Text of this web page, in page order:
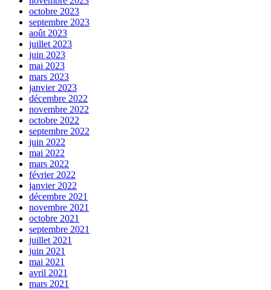
octobre 2023
septembre 2023
août 2023
juillet 2023
juin 2023
mai 2023
mars 2023
janvier 2023
décembre 2022
novembre 2022
octobre 2022
septembre 2022
juin 2022
mai 2022
mars 2022
février 2022
janvier 2022
décembre 2021
novembre 2021
octobre 2021
septembre 2021
juillet 2021
juin 2021
mai 2021
avril 2021
mars 2021